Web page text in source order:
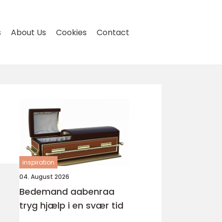
About Us Cookies Contact
inspiration
04. August 2026
Bedemand aabenraa
tryg hjælp i en svær tid